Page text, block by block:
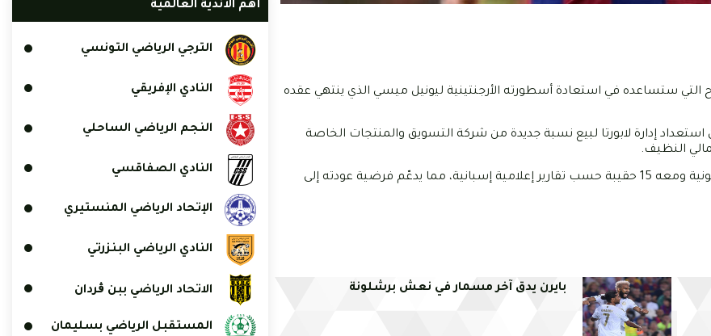
ستساعده في استعادة أسطورته الأرجنتينية ليونيل ميسي الذي ينتهي عقده
صحيفة "ديلي ميل" البريطانية اليوم الاثنين 24 أفريل 2023 عن استعداد إدارة لابورتا لبيع نسبة جديدة من شركة التسويق والمنتجات الخاصة
النظيف.
يذكر أن النجم الأرجنتيني سافر يوم السبت الماضي إلى العاصمة الكاتالونية ومعه 15 حقيبة حسب تقارير إعلامية إسبانية، مما يدعّم فرضية عودته إلى
بايرن يدق آخر مسمار في نعش برشلونة
أهم الأندية العالمية
الترجي الرياضي التونسي
النادي الإفريقي
النجم الرياضي الساحلي
النادي الصفاقسي
الإتحاد الرياضي المنستيري
النادي الرياضي البنزرتي
الاتحاد الرياضي ببن ڨردان
المستقبل الرياضي بسليمان